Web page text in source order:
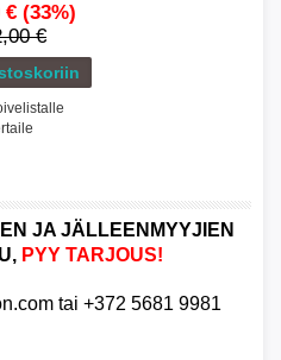
€ (33%)
€
JA JÄLLEENMYYJIEN
PYY TARJOUS!
tai +372 5681 9981